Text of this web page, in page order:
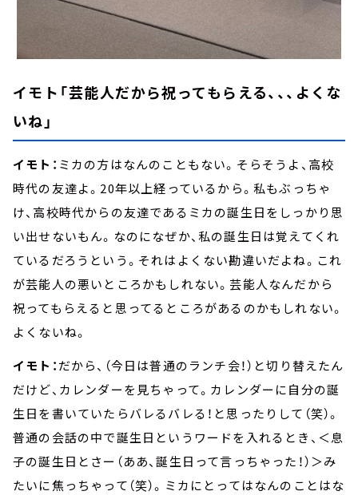
イモト「芸能人だから祝ってもらえる、、、よくな
いね」
イモト： ミカの方はなんのこともない。そらそうよ、高校
時代の友達よ。20年以上経っているから。私もぶっちゃ
け、高校時代からの友達であるミカの誕生日をしっかり思
い出せないもん。なのになぜか、私の誕生日は覚えてくれ
ているだろうという。それはよくない勘違いだよね。これ
が芸能人の悪いところかもしれない。芸能人なんだから
祝ってもらえると思ってるところがあるのかもしれない。
よくないね。
イモト：だから、（今日は普通のランチ会！）と切り替えたん
だけど、カレンダーを見ちゃって。カレンダーに自分の誕
生日を書いていたらバレるバレる！と思ったりして（笑）。
普通の会話の中で誕生日というワードを入れるとき、＜息
子の誕生日とさー（ああ、誕生日って言っちゃった！）＞み
たいに焦っちゃって（笑）。ミカにとってはなんのことはな